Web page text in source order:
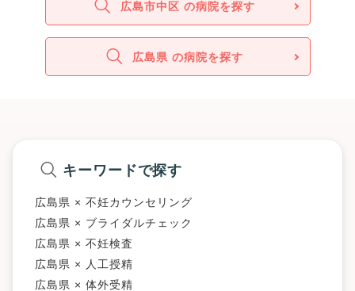
広島市中区 の病院を探す
広島県 の病院を探す
キーワードで探す
広島県 × 不妊カウンセリング
広島県 × ブライダルチェック
広島県 × 不妊検査
広島県 × 人工授精
広島県 × 体外受精